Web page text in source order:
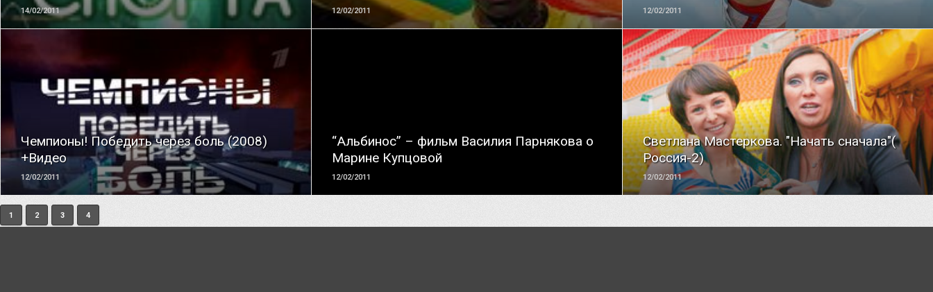
14/02/2011 12/02/2011 12/02/2011
Чемпионы! Победить через боль (2008)
+Видео
12/02/2011
ЧИТАТЬ
“Альбинос” – фильм Василия Парнякова о
Марине Купцовой
12/02/2011
Светлана Мастеркова. "Начать сначала"(
Россия-2)
12/02/2011
ЧИТАТЬ
1 2 3 4